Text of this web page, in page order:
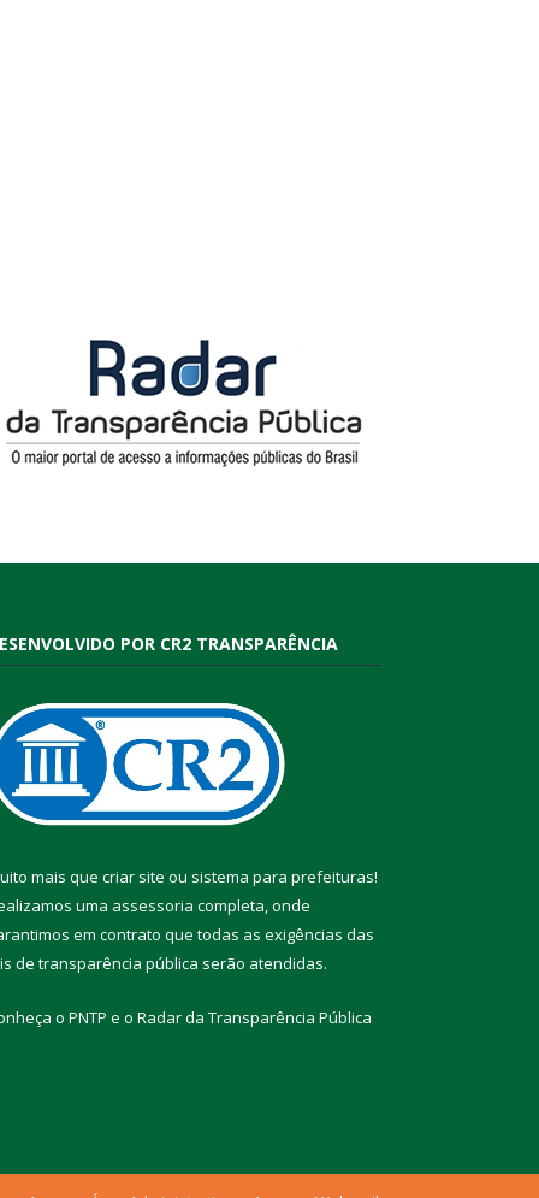
POR CR2 TRANSPARÊNCIA
mais que criar site ou sistema para prefeituras!
uma assessoria completa, onde
em contrato que todas as exigências das
de transparência pública serão atendidas.
o PNTP e o Radar da Transparência Pública